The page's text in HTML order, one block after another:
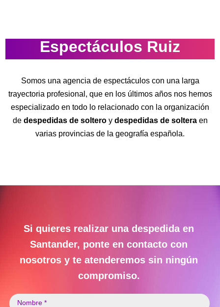
Espectáculos Ruiz
Somos una agencia de espectáculos con una larga
trayectoria profesional, que en los últimos años nos hemos
especializado en todo lo relacionado con la organización
de despedidas de solteroy despedidas de solteraen
varias provincias de la geografía española.
Si quieres realizar una despedida en
Santander, ponte en contacto con
nosotros y te atenderemos sin ningún
compromiso.